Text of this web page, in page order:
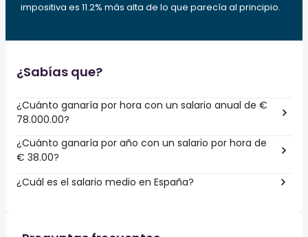
impositiva es 11.2% más alta de lo que parecía al principio.
¿Sabías que?
¿Cuánto ganaría por hora con un salario anual de €
78.000.00?
¿Cuánto ganaría por año con un salario por hora de
€ 38.00?
¿Cuál es el salario medio en España?